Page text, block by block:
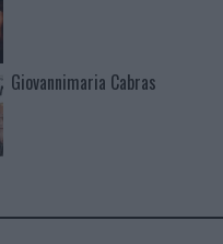
Giovannimaria Cabras